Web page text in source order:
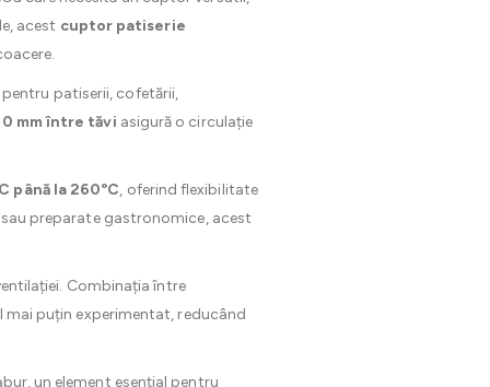
acest cuptor patiserie
pentru patiserii, cofetării,
mm între tăvi asigură o circulație
până la 260°C, oferind flexibilitate
preparate gastronomice, acest
Combinația între
puțin experimentat, reducând
un element esențial pentru